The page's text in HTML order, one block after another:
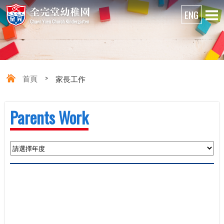
首頁 > 家長工作
Parents Work